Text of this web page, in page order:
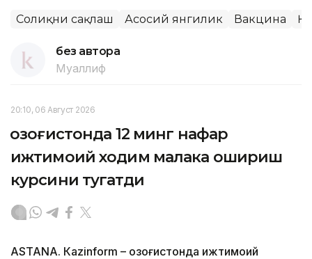
Соғлиқни сақлаш Асосий янгилик Вакцина
без автора
Муаллиф
20:10, 06 Август 2026
Қозоғистонда 12 минг нафар
ижтимоий ходим малака ошириш
курсини тугатди
ASTANА. Кazinform – Қозоғистонда ижтимоий